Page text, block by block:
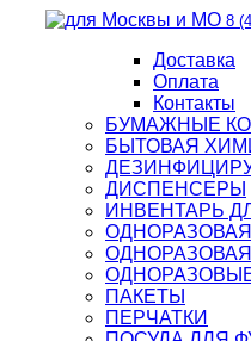
8
Доставка
Оплата
Контакты
БУМАЖНЫЕ
БЫТОВАЯ
ДИСПЕНСЕРЫ
ИНВЕНТАРЬ
ПАКЕТЫ
ПЕРЧАТКИ